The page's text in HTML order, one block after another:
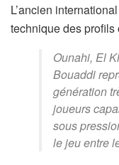
L’ancien
technique des
Ounahi, El
Bouaddi
génération
joueurs
sous
le jeu entre